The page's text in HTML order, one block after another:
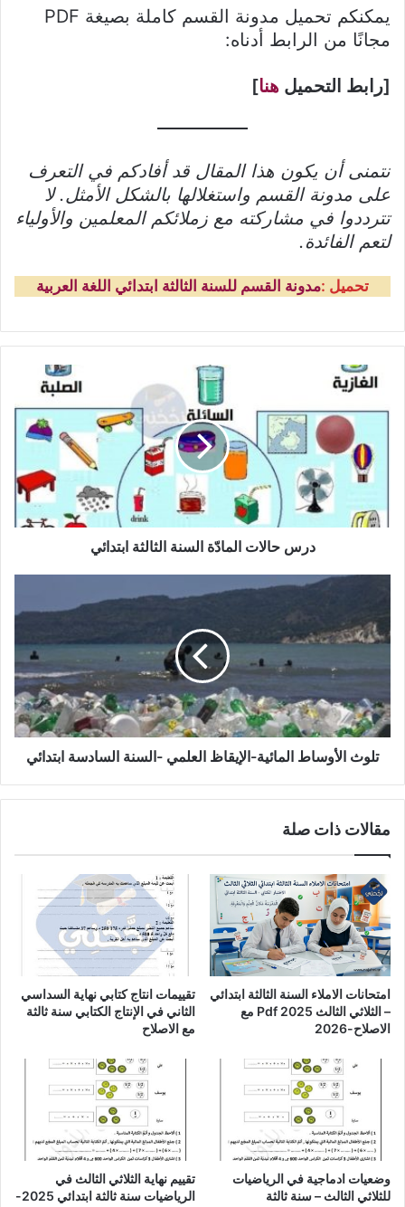
يمكنكم تحميل مدونة القسم كاملة بصيغة PDF
مجانًا من الرابط أدناه:
[رابط التحميل هنا]
نتمنى أن يكون هذا المقال قد أفادكم في التعرف
على مدونة القسم واستغلالها بالشكل الأمثل. لا
تترددوا في مشاركته مع زملائكم المعلمين والأولياء
لتعم الفائدة.
تحميل :مدونة القسم للسنة الثالثة ابتدائي اللغة العربية
درس
حالات
المادّة
الثالثة
ابتدائي
درس حالات المادّة السنة الثالثة ابتدائي
المائية-
الإيقاظ
-السنة
السادسة
ابتدائي
تلوث الأوساط المائية-الإيقاظ العلمي -السنة السادسة ابتدائي
مقالات ذات صلة
امتحانات الاملاء السنة الثالثة ابتدائي
– الثلاثي الثالث Pdf 2025 مع
الاصلاح-2026
تقييمات انتاج كتابي نهاية السداسي
الثاني في الإنتاج الكتابي سنة ثالثة
مع الاصلاح
وضعيات ادماجية في الرياضيات
للثلاثي الثالث – سنة ثالثة
تقييم نهاية الثلاثي الثالث في
الرياضيات سنة ثالثة ابتدائي 2025-